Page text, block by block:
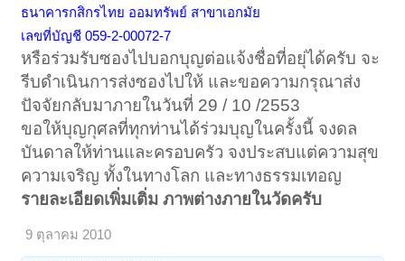
ธนาคารกสิกรไทย ออมทรัพย์ สาขาเอกมัย
เลขที่บัญชี 059-2-00072-7
หรือร่วมรับซองไปบอกบุญต่อแจ้งชื่อที่อยุ่ได้ครับ จะ
รีบดำเนินการส่งซองไปให้ และขอความกรุณาส่ง
ปัจจัยกลับมาภายในวันที่ 29 / 10 /2553
ขอให้บุญกุศลที่ทุกท่านได้ร่วมบุญในครั้งนี้ จงดล
บันดาลให้ท่านและครอบครัว จงประสบแต่ความสุข
ความเจริญ ทั้งในทางโลก และทางธรรมเทอญ
รายละเอียดเพิ่มเติ่ม ภาพต่างภายในวัดครับ
9 ตุลาคม 2010